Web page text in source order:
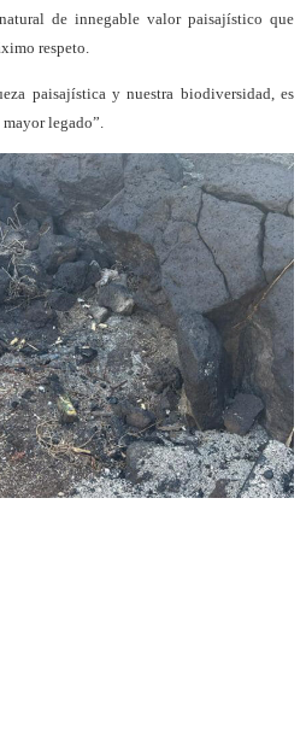
de innegable valor paisajístico que
respeto.
paisajística y nuestra biodiversidad, es
mayor legado”.